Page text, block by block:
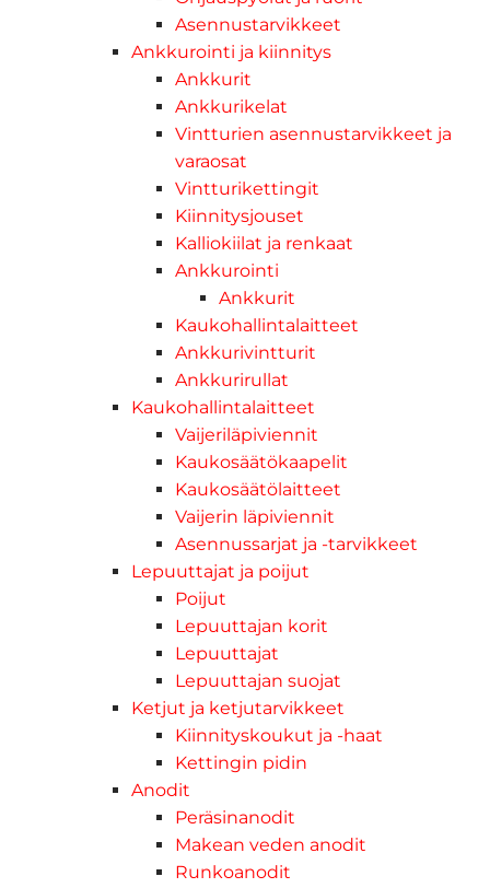
Asennustarvikkeet
Ankkurointi ja kiinnitys
Ankkurit
Ankkurikelat
Vintturien asennustarvikkeet ja
varaosat
Vintturikettingit
Kiinnitysjouset
Kalliokiilat ja renkaat
Ankkurointi
Ankkurit
Kaukohallintalaitteet
Ankkurivintturit
Ankkurirullat
Kaukohallintalaitteet
Vaijeriläpiviennit
Kaukosäätökaapelit
Kaukosäätölaitteet
Vaijerin läpiviennit
Asennussarjat ja -tarvikkeet
Lepuuttajat ja poijut
Poijut
Lepuuttajan korit
Lepuuttajat
Lepuuttajan suojat
Ketjut ja ketjutarvikkeet
Kiinnityskoukut ja -haat
Kettingin pidin
Anodit
Peräsinanodit
Makean veden anodit
Runkoanodit